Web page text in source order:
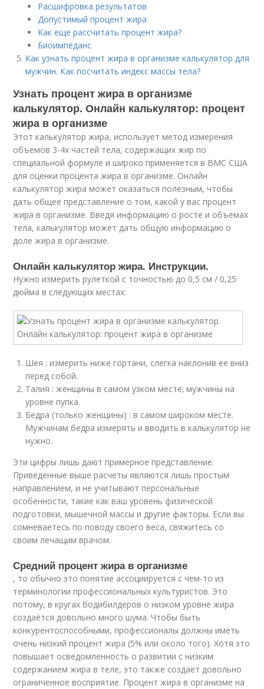
Расшифровка результатов
Допустимый процент жира
Как еще рассчитать процент жира?
Биоимпеданс
Как узнать процент жира в организме калькулятор для
мужчин. Как посчитать индекс массы тела?
Узнать процент жира в организме
калькулятор. Онлайн калькулятор: процент
жира в организме
Этот калькулятор жира, использует метод измерения
объемов 3-4х частей тела, содержащих жир по
специальной формуле и широко применяется в ВМС США
для оценки процента жира в организме. Онлайн
калькулятор жира может оказаться полезным, чтобы
дать общее представление о том, какой у вас процент
жира в организме. Введя информацию о росте и объемах
тела, калькулятор может дать общую информацию о
доле жира в организме.
Онлайн калькулятор жира. Инструкции.
Нужно измерить рулеткой с точностью до 0,5 см / 0,25
дюйма в следующих местах:
Шея : измерить ниже гортани, слегка наклонив ее вниз
перед собой.
Талия : женщины в самом узком месте; мужчины на
уровне пупка.
Бедра (только женщины) : в самом широком месте.
Мужчинам бедра измерять и вводить в калькулятор не
нужно.
Эти цифры лишь дают примерное представление.
Приведенные выше расчеты являются лишь простым
направлением, и не учитывают персональные
особенности, такие как ваш уровень физической
подготовки, мышечной массы и другие факторы. Если вы
сомневаетесь по поводу своего веса, свяжитесь со
своим лечащим врачом.
Средний процент жира в организме
, то обычно это понятие ассоциируется с чем-то из
терминологии профессиональных культуристов. Это
потому, в кругах бодибилдеров о низком уровне жира
создаётся довольно много шума. Чтобы быть
конкурентоспособными, профессионалы должны иметь
очень низкий процент жира (5% или около того). Хотя это
повышает осведомленность о развитии с низким
содержанием жира в теле, это также создает довольно
ограниченное восприятие. Процент жира в организме на